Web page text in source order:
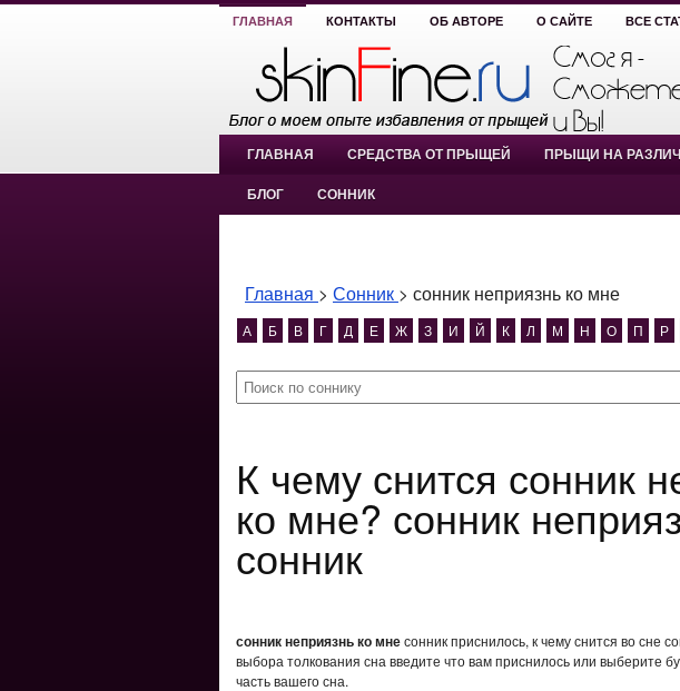
ГЛАВНАЯ КОНТАКТЫ ОБ АВТОРЕ О САЙТЕ ВСЕ
ГЛАВНАЯ СРЕДСТВА ОТ ПРЫЩЕЙ ПРЫЩИ НА
БЛОГ СОННИК
Главная > Сонник > сонник неприязнь ко мне
А Б В Г Д Е Ж З И Й К Л М Н О П Р
К чему снится сонник неприязнь
ко мне? сонник
сонник
сонник неприязнь ко мнесонник приснилось, к чему снится во сне
выбора толкования сна введите что вам приснилось или выберите
часть вашего сна.